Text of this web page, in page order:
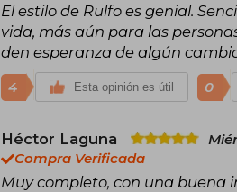
El estilo de Rulfo es genial.
vida, más aún para las
den esperanza de algún
4 Esta opinión es útil 0
Héctor Laguna
Compra Verificada
Muy completo, con una buena